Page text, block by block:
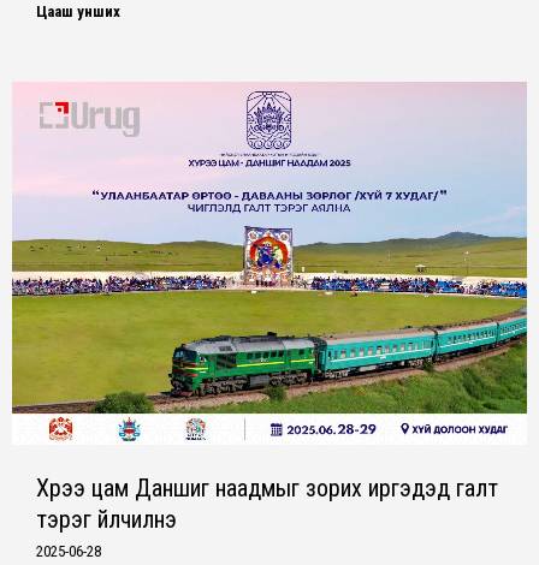
Цааш унших
Хүрээ цам Даншиг наадмыг зорих иргэдэд галт
тэрэг үйлчилнэ
2025-06-28